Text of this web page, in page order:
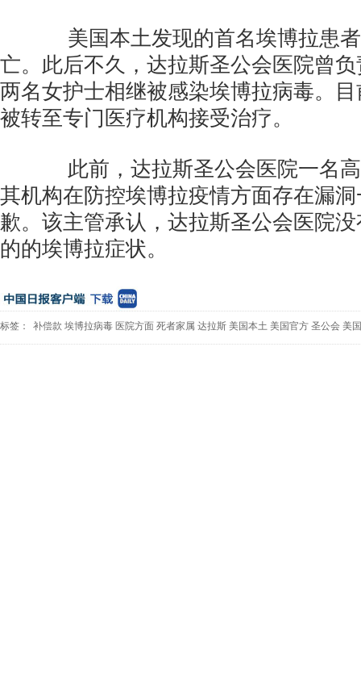
美国本土发现的首名埃博拉患者
亡。此后不久，达拉斯圣公会医院曾
两名女护士相继被感染埃博拉病毒。
被转至专门医疗机构接受治疗。
此前，达拉斯圣公会医院一名高
其机构在防控埃博拉疫情方面存在漏
歉。该主管承认，达拉斯圣公会医院
的的埃博拉症状。
标签： 补偿款 埃博拉病毒 医院方面 死者家属 达拉斯 美国本土 美国官方 圣公会 美